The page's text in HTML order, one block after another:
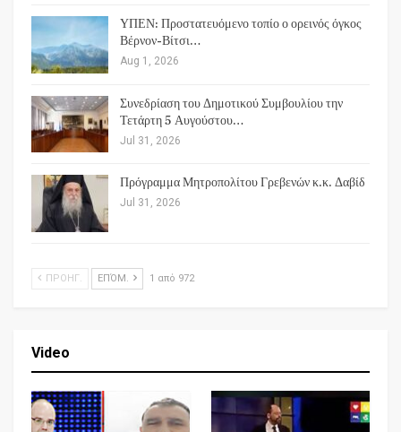
ΥΠΕΝ: Προστατευόμενο τοπίο ο ορεινός όγκος
Βέρνον-Βίτσι…
Aug 1, 2026
Συνεδρίαση του Δημοτικού Συμβουλίου την
Τετάρτη 5 Αυγούστου…
Jul 31, 2026
Πρόγραμμα Μητροπολίτου Γρεβενών κ.κ. Δαβίδ
Jul 31, 2026
ΠΡΟΗΓ. ΕΠΌΜ. 1 από 972
Video